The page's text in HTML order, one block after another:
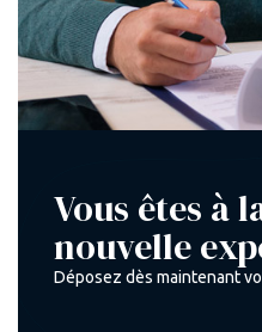
Vous êtes à
nouvelle
Déposez dès maintenant